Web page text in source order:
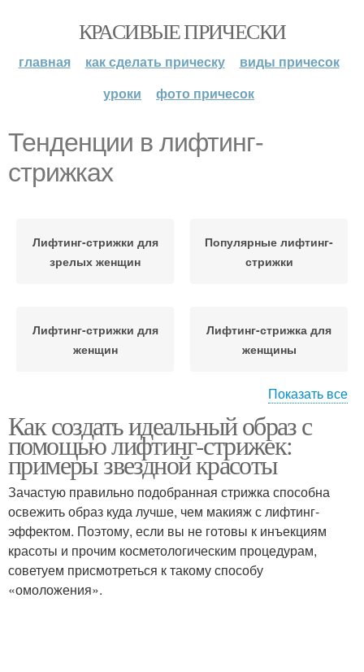
КРАСИВЫЕ ПРИЧЕСКИ
главная как сделать прическу
виды причесок
уроки
фото причесок
Тенденции в лифтинг-
стрижках
Лифтинг-стрижки для
зрелых женщин
Популярные лифтинг-
стрижки
Лифтинг-стрижки для
женщин
Лифтинг-стрижка для
женщины
зависимости
Лифтинг-стрижки от
обычных стрижек
Показать все
Как создать идеальный образ с
помощью лифтинг-стрижек:
примеры звездной красоты
Зачастую правильно подобранная стрижка способна
освежить образ куда лучше, чем макияж с лифтинг-
эффектом. Поэтому, если вы не готовы к инъекциям
красоты и прочим косметологическим процедурам,
советуем присмотреться к такому способу
«омоложения».